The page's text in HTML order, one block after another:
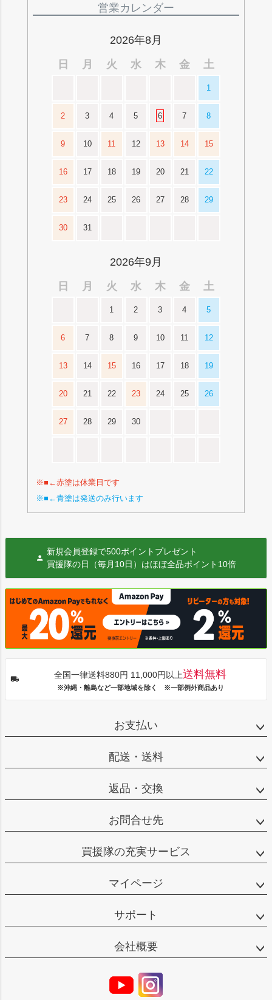
営業カレンダー
2026年8月
日
月 火 水 木 金 土
1
2 3 4 5 6 7 8
9 10 11 12 13 14 15
16 17 18 19 20 21 22
23 24 25 26 27 28 29
30 31
2026年9月
日
月 火 水 木 金 土
1 2 3 4 5
6 7 8 9 10 11 12
13 14 15 16 17 18 19
20 21 22 23 24 25 26
27 28 29 30
※■←赤塗は休業日です
※■←青塗は発送のみ行います
新規会員登録で500ポイントプレゼント
買援隊の日（毎月10日）はほぼ全品ポイント10倍
全国一律送料880円 11,000円以上送料無料
※沖縄・離島など一部地域を除く ※一部例外商品あり
お支払い
配送・送料
返品・交換
お問合せ先
買援隊の充実サービス
マイページ
サポート
会社概要